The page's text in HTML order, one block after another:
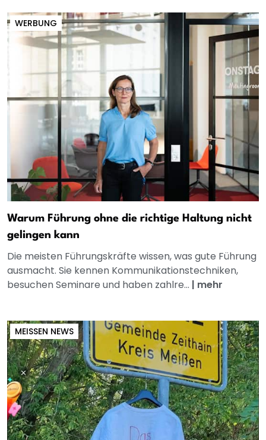
WERBUNG
Warum Führung ohne die richtige Haltung nicht
gelingen kann
Die meisten Führungskräfte wissen, was gute Führung
ausmacht. Sie kennen Kommunikationstechniken,
besuchen Seminare und haben zahlre... | mehr
MEISSEN NEWS